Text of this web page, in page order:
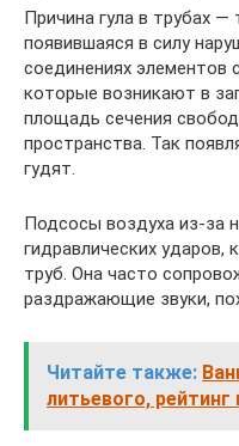
Причина гула в трубах —
появившаяся в силу
соединениях элементов
которые возникают в
площадь сечения
пространства. Так
гудят.
Подсосы воздуха из-за
гидравлических
труб. Она часто
раздражающие звуки,
Читайте также:
литьевого, рейтинг